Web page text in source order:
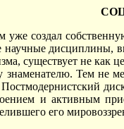
создал
дисциплины,
существует не как
Тем не
и активным
его